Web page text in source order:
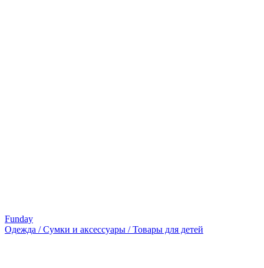
Funday
Одежда / Сумки и аксессуары / Товары для детей